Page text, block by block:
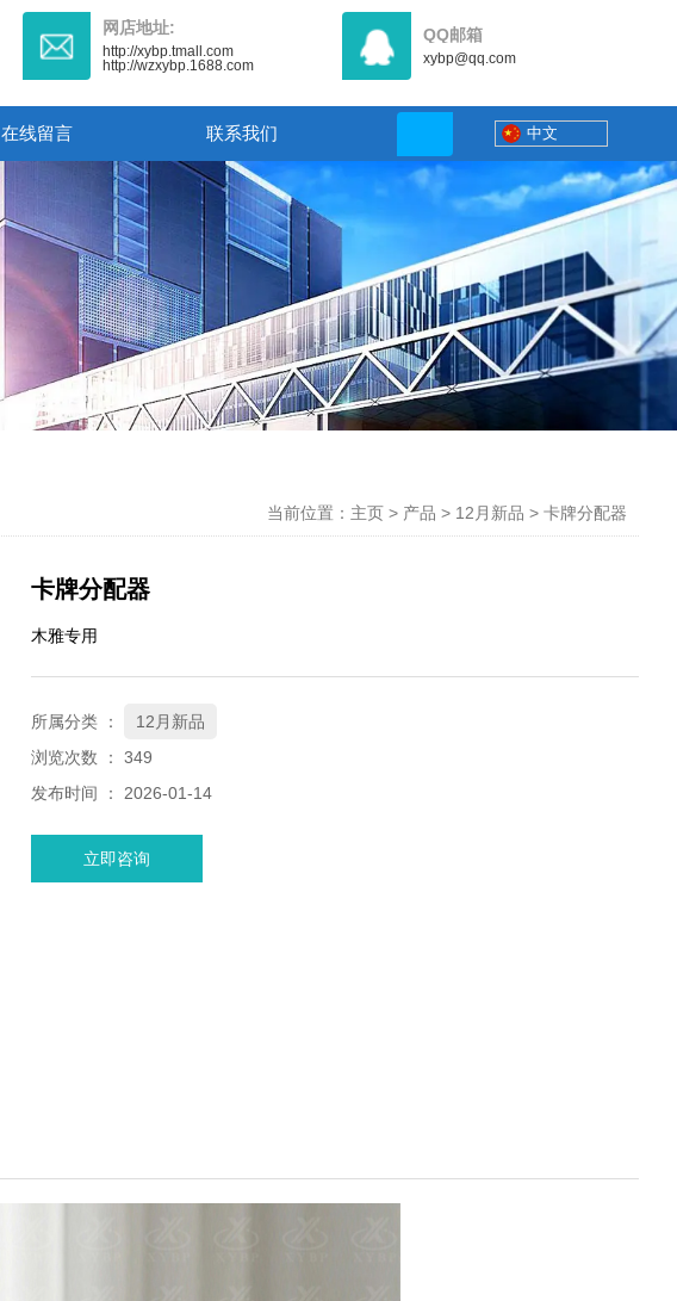
网店地址:
http://xybp.tmall.com
http://wzxybp.1688.com
QQ邮箱
xybp@qq.com
在线留言 联系我们 中文
当前位置：主页 > 产品 > 12月新品 > 卡牌分配器
卡牌分配器
木雅专用
所属分类 ：
12月新品
浏览次数 ： 349
发布时间 ： 2026-01-14
立即咨询